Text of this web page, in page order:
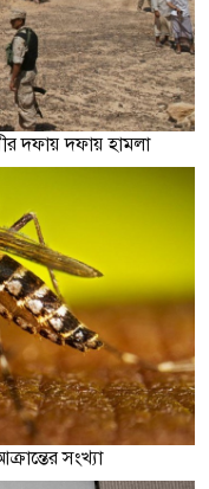
দফায় দফায় হামলা
সংখ্যা